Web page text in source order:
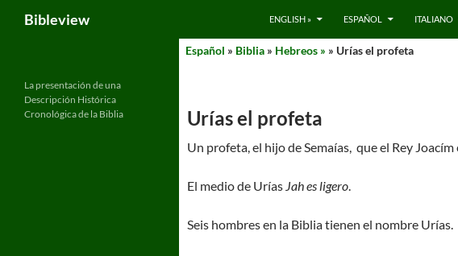
content
Bibleview ENGLISH » ESPAÑOL ITALIANO
Español » Biblia » Hebreos » » Urías el profeta
Urías el profeta
Un profeta, el hijo de Semaías, que el Rey
El medio de Urías Jah es ligero.
Seis hombres en la Biblia tienen el nombre Urías.
La presentación de una
Descripción Histórica
Cronológica de la Biblia